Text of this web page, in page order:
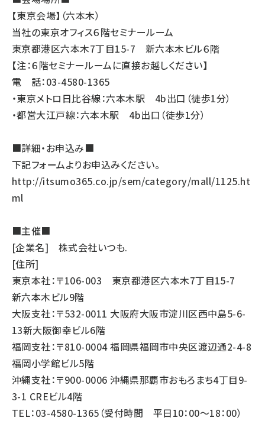
【東京会場】（六本木）
当社の東京オフィス６階セミナールーム
東京都港区六本木7丁目15-7 新六本木ビル６階
【注：６階セミナールームに直接お越しください】
電 話：03-4580-1365
・東京メトロ日比谷線：六本木駅 4b出口（徒歩1分）
・都営大江戸線：六本木駅 4b出口（徒歩1分）
■詳細・お申込み■
下記フォームよりお申込みください。
http://itsumo365.co.jp/sem/category/mall/1125.ht
ml
■主催■
[企業名] 株式会社いつも.
[住所]
東京本社：〒106-003 東京都港区六本木7丁目15-7
新六本木ビル9階
大阪支社：〒532-0011 大阪府大阪市淀川区西中島5-6-
13新大阪御幸ビル6階
福岡支社：〒810-0004 福岡県福岡市中央区渡辺通2-4-8
福岡小学館ビル5階
沖縄支社：〒900-0006 沖縄県那覇市おもろまち4丁目9-
3-1 CREビル4階
TEL：03-4580-1365（受付時間 平日10：00～18：00）